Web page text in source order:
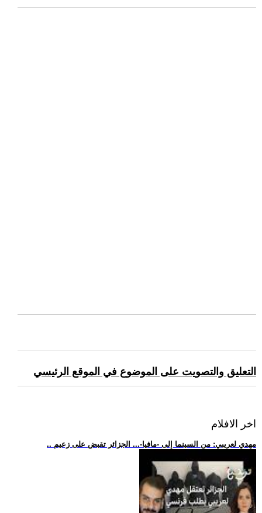
التعليق والتصويت على الموضوع في الموقع الرئيسي
اخر الافلام
.. مهدي لعريبي: من السينما إلى -مافيا-... الجزائر تقبض على زعيم